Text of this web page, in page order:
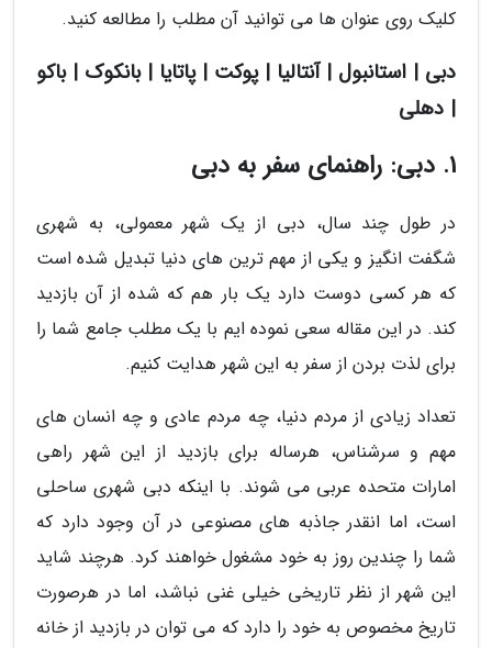
کلیک روی عنوان ها می توانید آن مطلب را مطالعه کنید.
دبی | استانبول | آنتالیا | پوکت | پاتایا | بانکوک | باکو
| دهلی
1. دبی: راهنمای سفر به دبی
در طول چند سال، دبی از یک شهر معمولی، به شهری
شگفت انگیز و یکی از مهم ترین های دنیا تبدیل شده است
که هر کسی دوست دارد یک بار هم که شده از آن بازدید
کند. در این مقاله سعی نموده ایم با یک مطلب جامع شما را
برای لذت بردن از سفر به این شهر هدایت کنیم.
تعداد زیادی از مردم دنیا، چه مردم عادی و چه انسان های
مهم و سرشناس، هرساله برای بازدید از این شهر راهی
امارات متحده عربی می شوند. با اینکه دبی شهری ساحلی
است، اما انقدر جاذبه های مصنوعی در آن وجود دارد که
شما را چندین روز به خود مشغول خواهند کرد. هرچند شاید
این شهر از نظر تاریخی خیلی غنی نباشد، اما در هرصورت
تاریخ مخصوص به خود را دارد که می توان در بازدید از خانه